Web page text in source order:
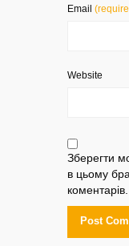
Email
Website
Зберегти
в цьому
коментарів.